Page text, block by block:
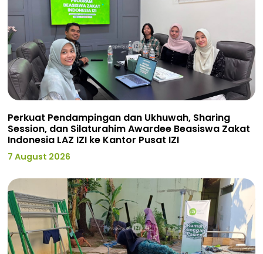
Perkuat Pendampingan dan Ukhuwah, Sharing
Session, dan Silaturahim Awardee Beasiswa Zakat
Indonesia LAZ IZI ke Kantor Pusat IZI
7 August 2026